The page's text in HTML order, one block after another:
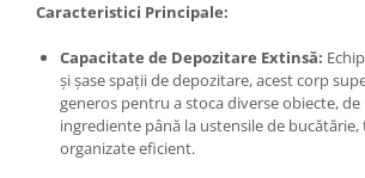
Caracteristici Principale:
Capacitate de Depozitare Extinsă:
și șase spații de depozitare, acest corp
generos pentru a stoca diverse obiecte, de
ingrediente până la ustensile de bucătărie,
organizate eficient.